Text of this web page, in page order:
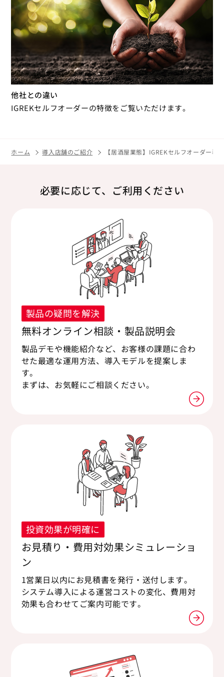
他社との違い
IGREKセルフオーダーの特徴をご覧いただけます。
ホーム 導入店舗のご紹介 【居酒屋業態】IGREKセルフオーダー導
必要に応じて、ご利用ください
製品の疑問を解決
無料オンライン相談・製品説明会
製品デモや機能紹介など、お客様の課題に合わ
せた最適な運用方法、導入モデルを提案しま
す。
まずは、お気軽にご相談ください。
投資効果が明確に
お見積り・費用対効果シミュレーショ
ン
1営業日以内にお見積書を発行・送付します。
システム導入による運営コストの変化、費用対
効果も合わせてご案内可能です。